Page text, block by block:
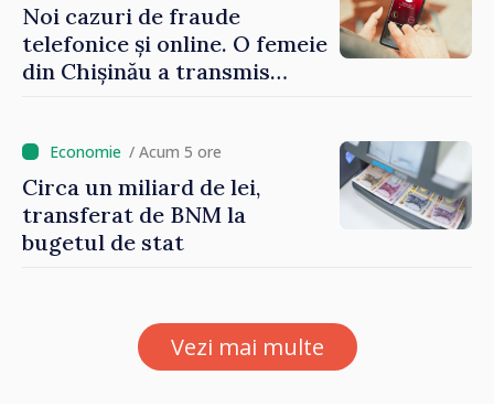
Noi cazuri de fraude
telefonice și online. O femeie
din Chișinău a transmis
/ Acum 5 ore
Circa un miliard de lei,
transferat de BNM la
bugetul de stat
Vezi mai multe